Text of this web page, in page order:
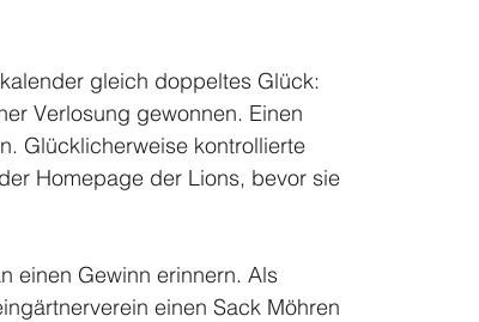
gleich doppeltes Glück:
Verlosung gewonnen. Einen
Glücklicherweise kontrollierte
Homepage der Lions, bevor sie
einen Gewinn erinnern. Als
einen Sack Möhren